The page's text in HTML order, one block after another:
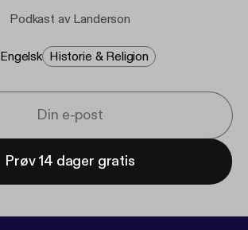
Podkast av Landerson
Engelsk Historie & Religion
Prøv 14 dager gratis